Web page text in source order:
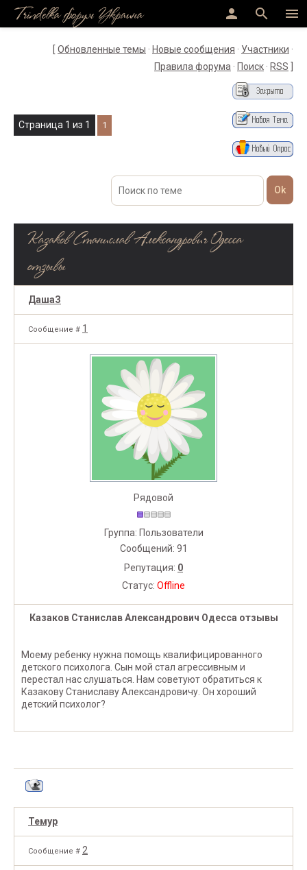
menu
search
person
Trindelka форум Украина
Обновленные темы · Новые сообщения · Участники ·
Правила форума · Поиск · RSS
Страница 1 из 1 1
Казаков Станислав Александрович Одесса
отзывы
ДашаЗ
Сообщение # 1
Рядовой
Группа: Пользователи
Сообщений: 91
Репутация: 0
Статус: Offline
Казаков Станислав Александрович Одесса отзывы
Моему ребенку нужна помощь квалифицированного
детского психолога. Сын мой стал агрессивным и
перестал нас слушаться. Нам советуют обратиться к
Казакову Станиславу Александровичу. Он хороший
детский психолог?
Темур
Сообщение # 2